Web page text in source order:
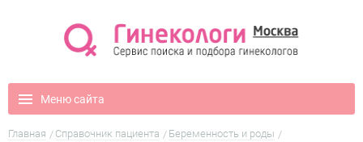
Меню сайта
Главная Справочник пациента
Беременность и роды